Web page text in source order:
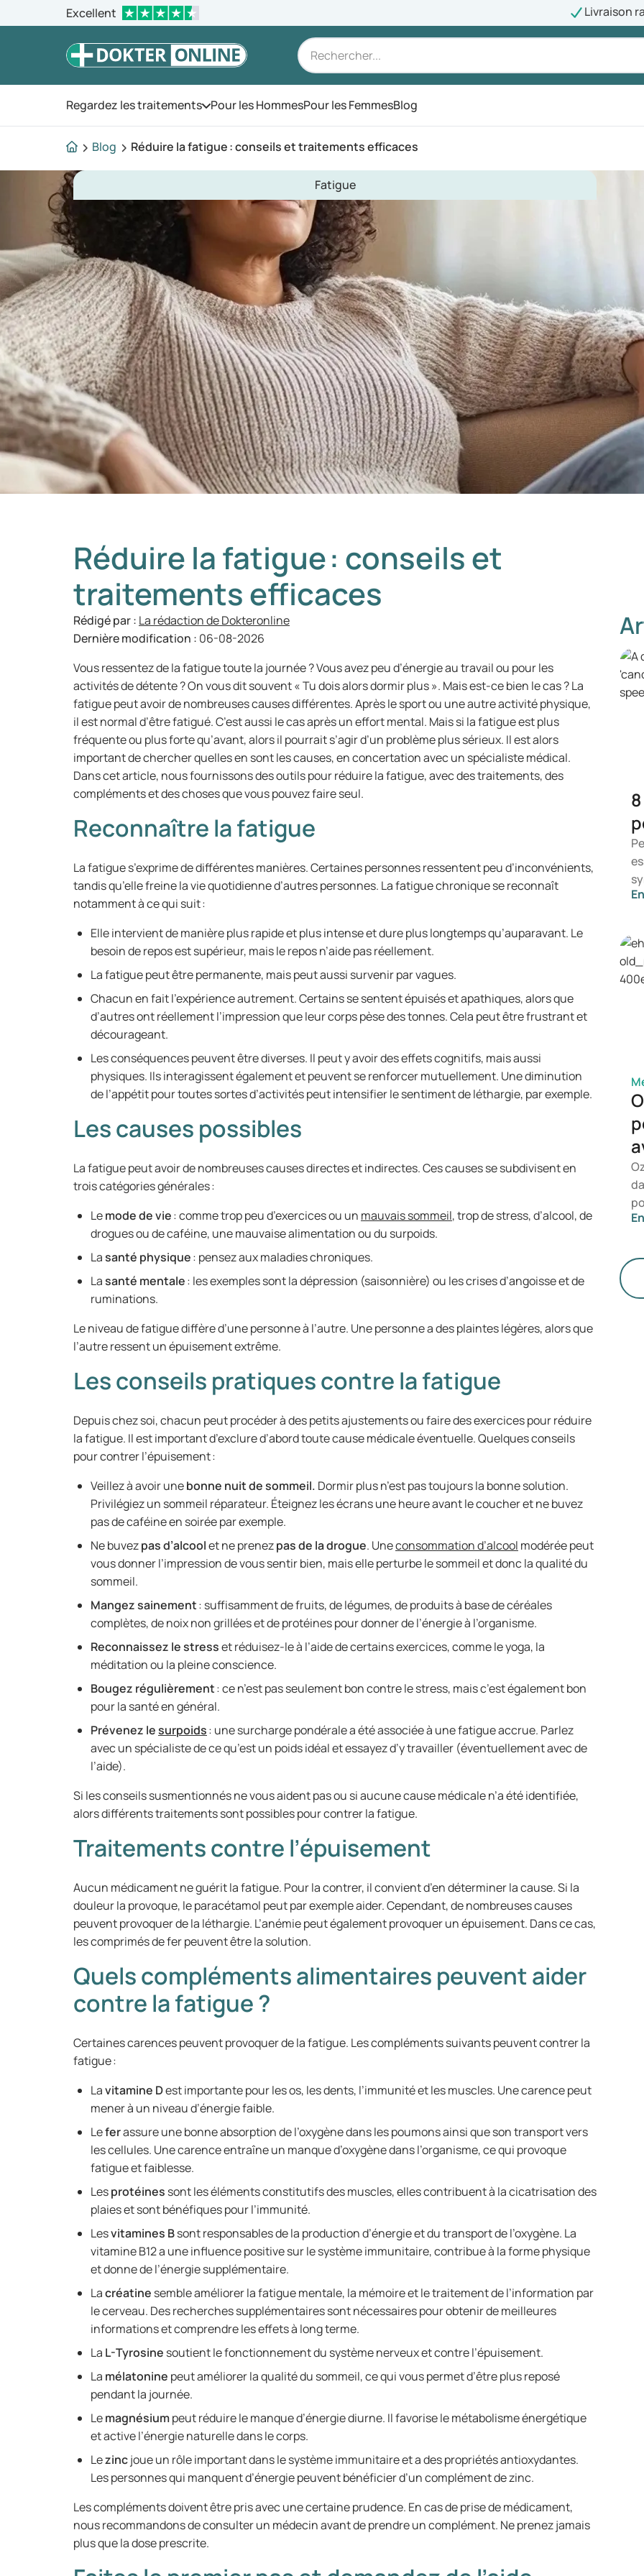
Excellent Livraison
Regardez les traitementsOuvrez le menu
Pour les HommesPour les FemmesBlog
Blog Réduire la fatigue : conseils et traitements efficaces
Fatigue
Réduire la fatigue : conseils et
traitements efficaces
Rédigé par : La rédaction de Dokteronline
Dernière modification : 06-08-2026
Vous ressentez de la fatigue toute la journée ? Vous avez peu d’énergie au travail ou pour les
activités de détente ? On vous dit souvent « Tu dois alors dormir plus ». Mais est-ce bien le cas ? La
fatigue peut avoir de nombreuses causes différentes. Après le sport ou une autre activité physique,
il est normal d’être fatigué. C’est aussi le cas après un effort mental. Mais si la fatigue est plus
fréquente ou plus forte qu’avant, alors il pourrait s’agir d’un problème plus sérieux. Il est alors
important de chercher quelles en sont les causes, en concertation avec un spécialiste médical.
Dans cet article, nous fournissons des outils pour réduire la fatigue, avec des traitements, des
compléments et des choses que vous pouvez faire seul.
Reconnaître la fatigue
La fatigue s’exprime de différentes manières. Certaines personnes ressentent peu d’inconvénients,
tandis qu’elle freine la vie quotidienne d’autres personnes. La fatigue chronique se reconnaît
notamment à ce qui suit :
Elle intervient de manière plus rapide et plus intense et dure plus longtemps qu’auparavant. Le
besoin de repos est supérieur, mais le repos n’aide pas réellement.
La fatigue peut être permanente, mais peut aussi survenir par vagues.
Chacun en fait l’expérience autrement. Certains se sentent épuisés et apathiques, alors que
d’autres ont réellement l’impression que leur corps pèse des tonnes. Cela peut être frustrant et
décourageant.
Les conséquences peuvent être diverses. Il peut y avoir des effets cognitifs, mais aussi
physiques. Ils interagissent également et peuvent se renforcer mutuellement. Une diminution
de l’appétit pour toutes sortes d’activités peut intensifier le sentiment de léthargie, par exemple.
Les causes possibles
La fatigue peut avoir de nombreuses causes directes et indirectes. Ces causes se subdivisent en
trois catégories générales :
Lemode de vie: comme trop peu d’exercices ou un mauvais sommeil, trop de stress, d’alcool, de
drogues ou de caféine, une mauvaise alimentation ou du surpoids.
Lasanté physique: pensez aux maladies chroniques.
Lasanté mentale: les exemples sont la dépression (saisonnière) ou les crises d’angoisse et de
ruminations.
Le niveau de fatigue diffère d’une personne à l’autre. Une personne a des plaintes légères, alors que
l’autre ressent un épuisement extrême.
Les conseils pratiques contre la fatigue
Depuis chez soi, chacun peut procéder à des petits ajustements ou faire des exercices pour réduire
la fatigue. Il est important d’exclure d’abord toute cause médicale éventuelle. Quelques conseils
pour contrer l’épuisement :
Veillez à avoir unebonne nuit de sommeil. Dormir plus n’est pas toujours la bonne solution.
Privilégiez un sommeil réparateur. Éteignez les écrans une heure avant le coucher et ne buvez
pas de caféine en soirée par exemple.
Ne buvezpas d’alcoolet ne prenezpas de la drogue. Uneconsommation d’alcool modérée peut
vous donner l’impression de vous sentir bien, mais elle perturbe le sommeil et donc la qualité du
sommeil.
Mangez sainement: suffisamment de fruits, de légumes, de produits à base de céréales
complètes, de noix non grillées et de protéines pour donner de l’énergie à l’organisme.
Reconnaissez le stresset réduisez-le à l’aide de certains exercices, comme le yoga, la
méditation ou la pleine conscience.
Bougez régulièrement: ce n’est pas seulement bon contre le stress, mais c’est également bon
pour la santé en général.
Prévenez lesurpoids: une surcharge pondérale a été associée à une fatigue accrue. Parlez
avec un spécialiste de ce qu’est un poids idéal et essayez d’y travailler (éventuellement avec de
l’aide).
Si les conseils susmentionnés ne vous aident pas ou si aucune cause médicale n’a été identifiée,
alors différents traitements sont possibles pour contrer la fatigue.
Traitements contre l’épuisement
Aucun médicament ne guérit la fatigue. Pour la contrer, il convient d’en déterminer la cause. Si la
douleur la provoque, le paracétamol peut par exemple aider. Cependant, de nombreuses causes
peuvent provoquer de la léthargie. L’anémie peut également provoquer un épuisement. Dans ce cas,
les comprimés de fer peuvent être la solution.
Quels compléments alimentaires peuvent aider
contre la fatigue ?
Certaines carences peuvent provoquer de la fatigue. Les compléments suivants peuvent contrer la
fatigue :
Lavitamine Dest importante pour les os, les dents, l’immunité et les muscles. Une carence peut
mener à un niveau d’énergie faible.
Leferassure une bonne absorption de l’oxygène dans les poumons ainsi que son transport vers
les cellules. Une carence entraîne un manque d’oxygène dans l’organisme, ce qui provoque
fatigue et faiblesse.
Lesprotéines sont les éléments constitutifs des muscles, elles contribuent à la cicatrisation des
plaies et sont bénéfiques pour l’immunité.
Lesvitamines Bsont responsables de la production d’énergie et du transport de l’oxygène. La
vitamine B12 a une influence positive sur le système immunitaire, contribue à la forme physique
et donne de l’énergie supplémentaire.
Lacréatine semble améliorer la fatigue mentale, la mémoire et le traitement de l’information par
le cerveau. Des recherches supplémentaires sont nécessaires pour obtenir de meilleures
informations et comprendre les effets à long terme.
La L-Tyrosine soutient le fonctionnement du système nerveux et contre l’épuisement.
La mélatonine peut améliorer la qualité du sommeil, ce qui vous permet d’être plus reposé
pendant la journée.
Lemagnésiumpeut réduire le manque d’énergie diurne. Il favorise le métabolisme énergétique
et active l’énergie naturelle dans le corps.
Lezincjoue un rôle important dans le système immunitaire et a des propriétés antioxydantes.
Les personnes qui manquent d’énergie peuvent bénéficier d’un complément de zinc.
Les compléments doivent être pris avec une certaine prudence. En cas de prise de médicament,
nous recommandons de consulter un médecin avant de prendre un complément. Ne prenez jamais
plus que la dose prescrite.
le